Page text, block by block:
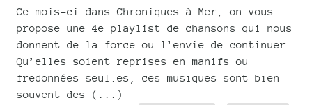
Ce mois-ci dans Chroniques à Mer, on vous
propose une 4e playlist de chansons qui nous
donnent de la force ou l’envie de continuer.
Qu’elles soient reprises en manifs ou
fredonnées seul.es, ces musiques sont bien
souvent des (...)